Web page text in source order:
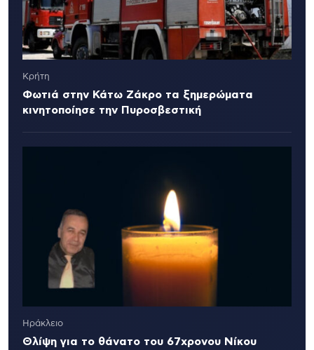
Κρήτη
Φωτιά στην Κάτω Ζάκρο τα ξημερώματα
κινητοποίησε την Πυροσβεστική
Ηράκλειο
Θλίψη για το θάνατο του 67χρονου Νίκου